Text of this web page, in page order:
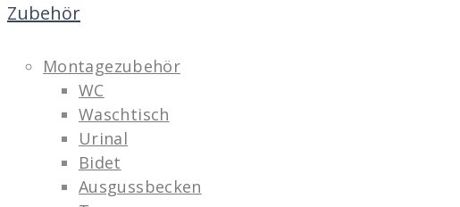
Zubehör
Montagezubehör
WC
Waschtisch
Urinal
Bidet
Ausgussbecken